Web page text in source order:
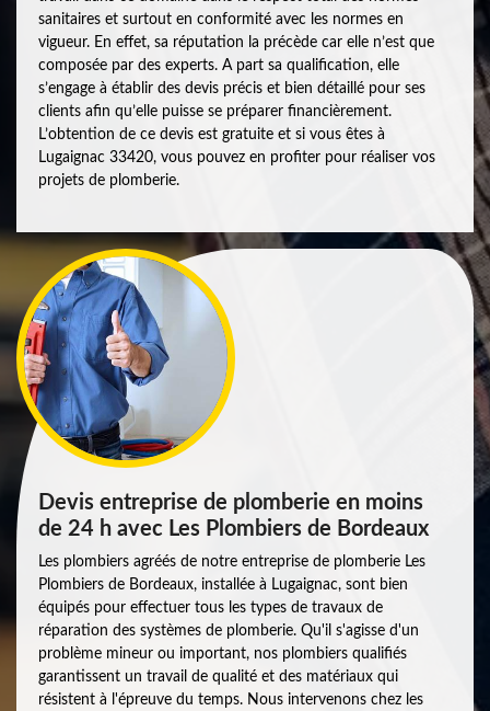
sanitaires et surtout en conformité avec les normes en
vigueur. En effet, sa réputation la précède car elle n’est que
composée par des experts. A part sa qualification, elle
s’engage à établir des devis précis et bien détaillé pour ses
clients afin qu’elle puisse se préparer financièrement.
L’obtention de ce devis est gratuite et si vous êtes à
Lugaignac 33420, vous pouvez en profiter pour réaliser vos
projets de plomberie.
Devis entreprise de plomberie en moins
de 24 h avec Les Plombiers de Bordeaux
Les plombiers agréés de notre entreprise de plomberie Les
Plombiers de Bordeaux, installée à Lugaignac, sont bien
équipés pour effectuer tous les types de travaux de
réparation des systèmes de plomberie. Qu'il s'agisse d'un
problème mineur ou important, nos plombiers qualifiés
garantissent un travail de qualité et des matériaux qui
résistent à l'épreuve du temps. Nous intervenons chez les